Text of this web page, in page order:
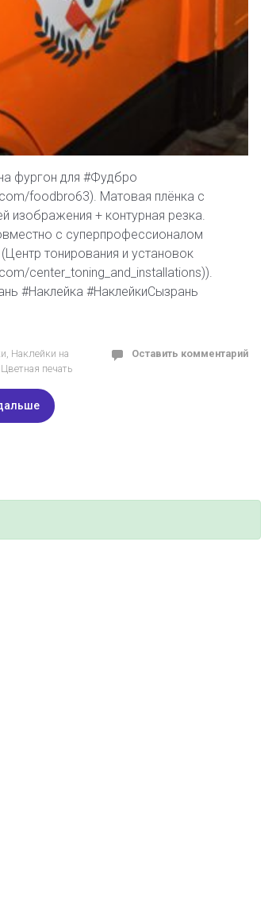
фургон для #Фудбро
foodbro63). Матовая плёнка с
изображения + контурная резка.
с суперпрофессионалом
тонирования и установок
center_toning_and_installations)).
#Наклейка #НаклейкиСызрань
, Наклейки на
Цветная печать
Оставить комментарий